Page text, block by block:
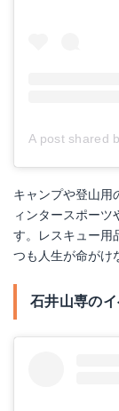
A post shared
キャンプや登山用
ィンタースポーツ
す。レスキュー用
つも人生が命がけ
石井山専のイ